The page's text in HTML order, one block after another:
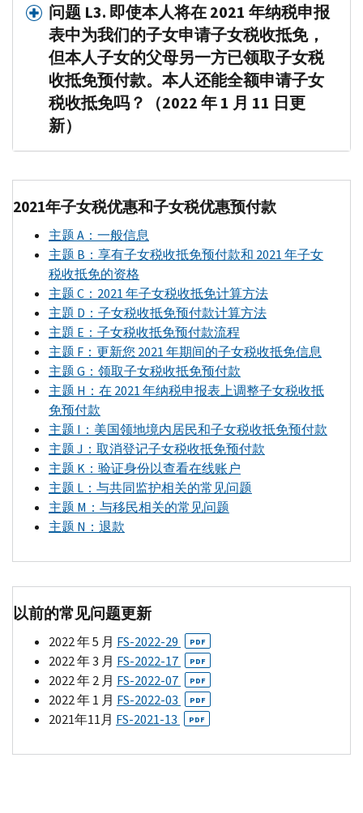
问题 L3. 即使本人将在 2021 年纳税申报
表中为我们的子女申请子女税收抵免，
但本人子女的父母另一方已领取子女税
收抵免预付款。本人还能全额申请子女
税收抵免吗？（2022 年 1 月 11 日更
新）
2021年子女税优惠和子女税优惠预付款
主题A ：一般信息
主题 B ：享有子女税收抵免预付款和 2021 年子女
税收抵免的资格
主题C ：2021 年子女税收抵免计算方法
主題 D ：子女税收抵免预付款计算方法
主題 E ：子女税收抵免预付款流程
主题 F ：更新您 2021 年期间的子女税收抵免信息
主题G ：领取子女税收抵免预付款
主题 H ：在 2021 年纳税申报表上调整子女税收抵
免预付款
主题 I ：美国领地境内居民和子女税收抵免预付款
主题J ：取消登记子女税收抵免预付款
主题 K ：验证身份以查看在线账户
主题 L ：与共同监护相关的常见问题
主题 M ：与移民相关的常见问题
主题 N ：退款
以前的常见问题更新
2022 年 5 月 FS-2022-29 PDF
2022 年 3 月 FS-2022-17 PDF
2022 年 2 月 FS-2022-07 PDF
2022 年 1 月 FS-2022-03 PDF
2021年11月 FS-2021-13 PDF